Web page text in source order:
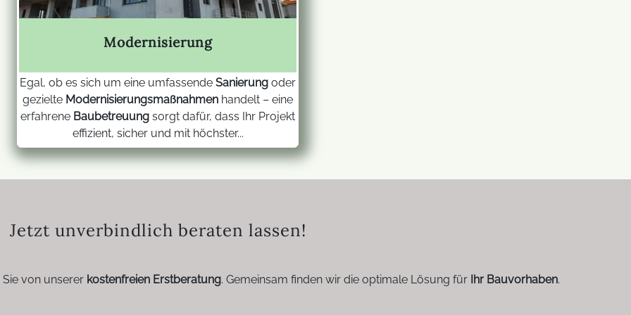
Modernisierung
Egal, ob es sich um eine umfassende Sanierung oder
gezielte Modernisierungsmaßnahmen handelt – eine
erfahrene Baubetreuung sorgt dafür, dass Ihr Projekt
effizient, sicher und mit höchster...
Jetzt unverbindlich beraten lassen!
von unserer kostenfreien Erstberatung. Gemeinsam finden wir die optimale Lösung für Ihr Bauvorhaben.